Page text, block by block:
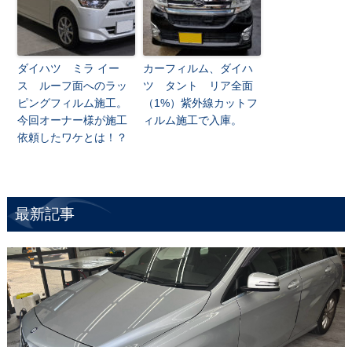
ダイハツ ミラ イー
ス ルーフ面へのラッ
ピングフィルム施工。
今回オーナー様が施工
依頼したワケとは！？
カーフィルム、ダイハ
ツ タント リア全面
（1%）紫外線カットフ
ィルム施工で入庫。
最新記事